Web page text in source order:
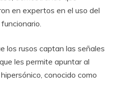
en expertos en el uso del
los rusos captan las señales
les permite apuntar al
conocido como